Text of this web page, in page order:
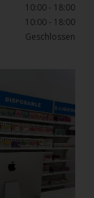
10:00 - 18:00
10:00 - 18:00
Geschlossen